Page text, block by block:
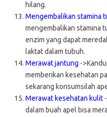
hilang.
Mengembalikan stamina
mengembalikan stamina
enzim yang dapat
laktat dalam tubuh.
Merawat jantung -
memberikan kesehatan
sekarang konsumsilah
Merawat kesehatan kulit
dalam buah apel bisa